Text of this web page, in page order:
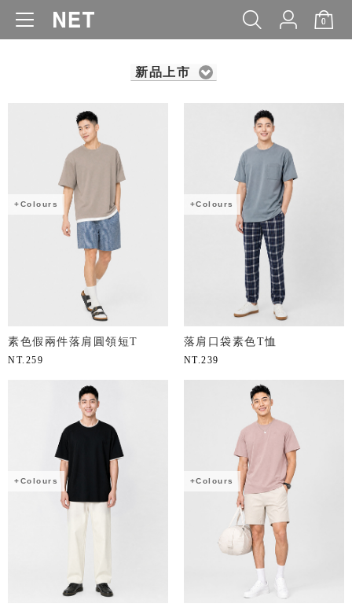
0
WOMEN MEN KIDS BABY
新品上市
+Colours
素色假兩件落肩圓領短T
NT. 259
+Colours
落肩口袋素色T恤
NT.239
+Colours +Colours